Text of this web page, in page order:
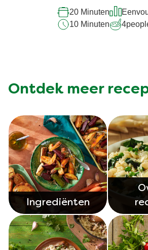
20 Minuten
10 Minuten
4
Ontdek meer
Ingrediënten